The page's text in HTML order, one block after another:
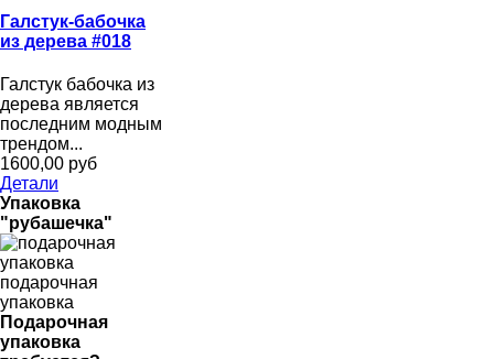
Галстук-бабочка
из дерева #018
Галстук бабочка из
дерева является
последним модным
трендом...
1600,00 руб
Детали
Упаковка
"рубашечка"
подарочная
упаковка
Подарочная
упаковка